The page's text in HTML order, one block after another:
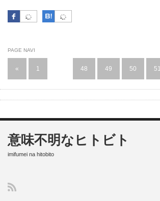
Facebook はてなブックマーク
PAGE NAVI
« 1 48 49 50 51
意味不明なヒトビト
imifumei na hitobito